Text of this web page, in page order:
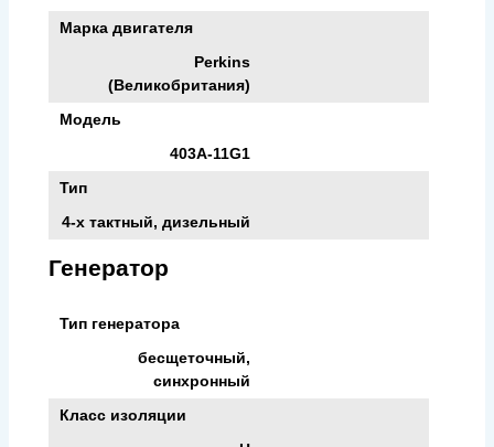
Марка двигателя
Perkins
(Великобритания)
Модель
403A-11G1
Тип
4-х тактный, дизельный
Генератор
Тип генератора
бесщеточный,
синхронный
Класс изоляции